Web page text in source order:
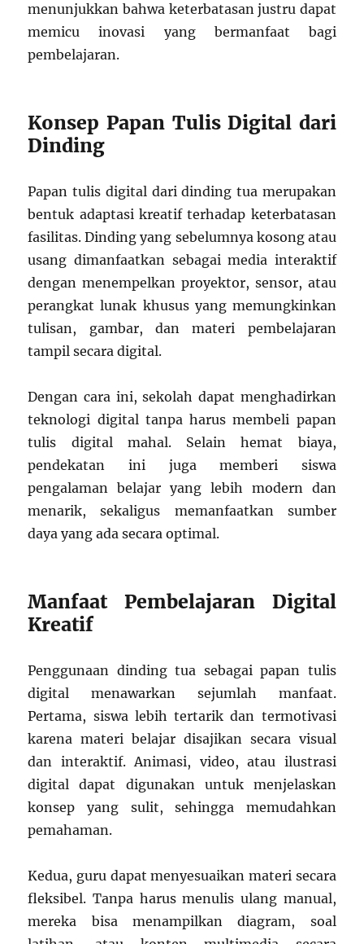
menunjukkan bahwa keterbatasan justru dapat
memicu inovasi yang bermanfaat bagi
pembelajaran.
Konsep Papan Tulis Digital dari
Dinding
Papan tulis digital dari dinding tua merupakan
bentuk adaptasi kreatif terhadap keterbatasan
fasilitas. Dinding yang sebelumnya kosong atau
usang dimanfaatkan sebagai media interaktif
dengan menempelkan proyektor, sensor, atau
perangkat lunak khusus yang memungkinkan
tulisan, gambar, dan materi pembelajaran
tampil secara digital.
Dengan cara ini, sekolah dapat menghadirkan
teknologi digital tanpa harus membeli papan
tulis digital mahal. Selain hemat biaya,
pendekatan ini juga memberi siswa
pengalaman belajar yang lebih modern dan
menarik, sekaligus memanfaatkan sumber
daya yang ada secara optimal.
Manfaat Pembelajaran Digital
Kreatif
Penggunaan dinding tua sebagai papan tulis
digital menawarkan sejumlah manfaat.
Pertama, siswa lebih tertarik dan termotivasi
karena materi belajar disajikan secara visual
dan interaktif. Animasi, video, atau ilustrasi
digital dapat digunakan untuk menjelaskan
konsep yang sulit, sehingga memudahkan
pemahaman.
Kedua, guru dapat menyesuaikan materi secara
fleksibel. Tanpa harus menulis ulang manual,
mereka bisa menampilkan diagram, soal